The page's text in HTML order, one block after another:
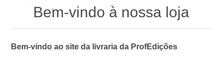
Edição em papel
Coleção Andarilho
Bem-vindo à nossa loja
Bem-vindo ao site da livraria da ProfEdições